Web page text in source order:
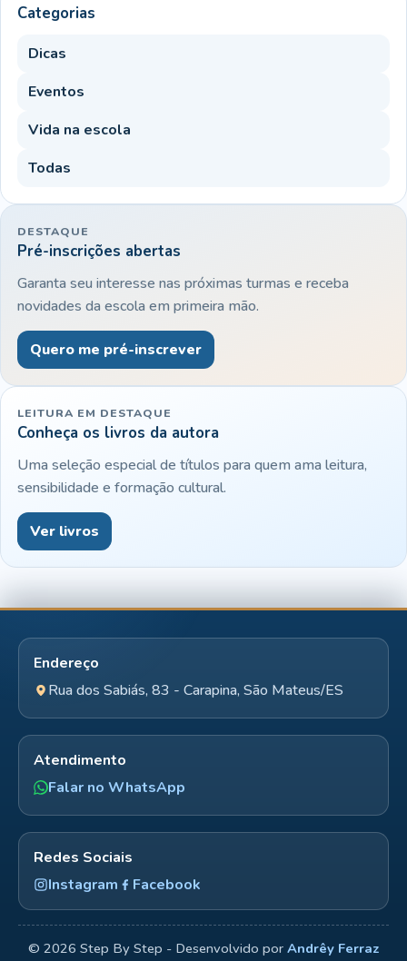
Categorias
Dicas
Eventos
Vida na escola
Todas
DESTAQUE
Pré-inscrições abertas
Garanta seu interesse nas próximas turmas e receba
novidades da escola em primeira mão.
Quero me pré-inscrever
LEITURA EM DESTAQUE
Conheça os livros da autora
Uma seleção especial de títulos para quem ama leitura,
sensibilidade e formação cultural.
Ver livros
Endereço
Rua dos Sabiás, 83 - Carapina, São Mateus/ES
Atendimento
Falar no WhatsApp
Redes Sociais
Instagram
Facebook
© 2026 Step By Step - Desenvolvido por Andrêy Ferraz